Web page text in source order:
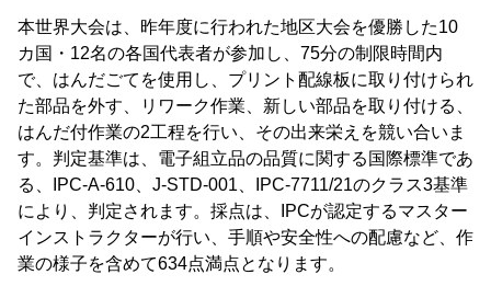
本世界大会は、昨年度に行われた地区大会を優勝した10
カ国・12名の各国代表者が参加し、75分の制限時間内
で、はんだごてを使用し、プリント配線板に取り付けられ
た部品を外す、リワーク作業、新しい部品を取り付ける、
はんだ付作業の2工程を行い、その出来栄えを競い合いま
す。判定基準は、電子組立品の品質に関する国際標準であ
る、IPC-A-610、J-STD-001、IPC-7711/21のクラス3基準
により、判定されます。採点は、IPCが認定するマスター
インストラクターが行い、手順や安全性への配慮など、作
業の様子を含めて634点満点となります。